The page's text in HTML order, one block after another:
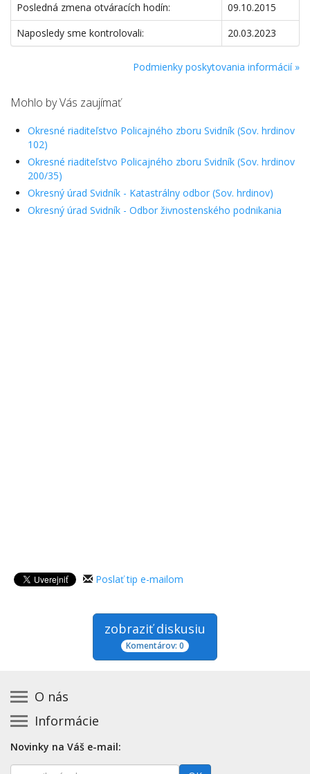
Posledná zmena otváracích hodín:
09.10.2015
Naposledy sme kontrolovali:
20.03.2023
Podmienky poskytovania informácií »
Mohlo by Vás zaujímať
Okresné riaditeľstvo Policajného zboru Svidník (Sov. hrdinov
102)
Okresné riaditeľstvo Policajného zboru Svidník (Sov. hrdinov
200/35)
Okresný úrad Svidník - Katastrálny odbor (Sov. hrdinov)
Okresný úrad Svidník - Odbor živnostenského podnikania
Poslať tip e-mailom
zobraziť diskusiu
Komentárov: 0
O nás
Kontakt na prevádzkovateľa
Zásady používania cookies
Prehlásenie o prístupnosti
Informácie
Základná registrácia otváracích hodín zadarmo
Novinky na Váš e-mail:
E-